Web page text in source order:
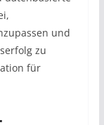
und
zu
für